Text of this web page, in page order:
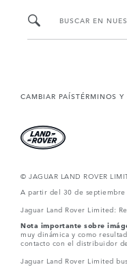
BUSCAR EN
CAMBIAR PAÍSTÉRMINOS
© JAGUAR LAND ROVER
A partir del 30 de septiembre
Jaguar Land Rover Limited:
Nota importante sobre
muy dinámica y como
contacto con el distribuidor
Jaguar Land Rover Limited